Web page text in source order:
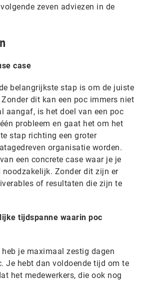
zeven adviezen in de
case
belangrijkste stap is om de juiste
dit kan een poc immers niet
aangaf, is het doel van een poc
probleem en gaat het om het
stap richting een groter
organisatie worden.
een concrete case waar je je
noodzakelijk. Zonder dit zijn er
of resultaten die zijn te
tijdspanne waarin poc
heb je maximaal zestig dagen
Je hebt dan voldoende tijd om te
het medewerkers, die ook nog